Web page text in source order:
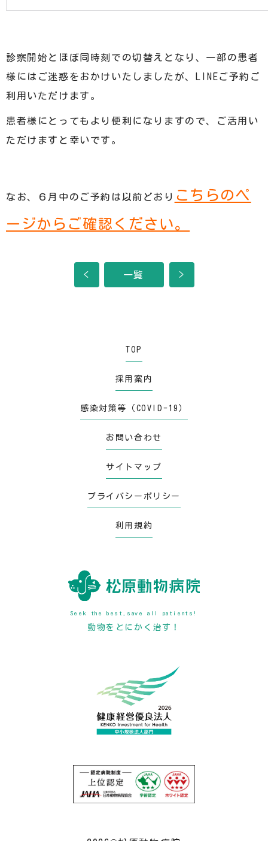
診察開始とほぼ同時刻での切替えとなり、一部の患者
様にはご迷惑をおかけいたしましたが、LINEご予約ご
利用いただけます。
患者様にとってもより便利になりますので、ご活用い
ただけますと幸いです。
なお、６月中のご予約は以前どおり こちらのペ
ージからご確認ください。
< 一覧 >
TOP
採用案内
感染対策等（COVID-19）
お問い合わせ
サイトマップ
プライバシーポリシー
利用規約
Seek the best,save all patients!
動物をとにかく治す！